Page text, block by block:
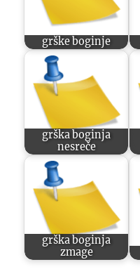
grške boginje
grška boginja
nesreče
grška boginja
zmage